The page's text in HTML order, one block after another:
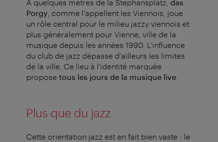
À quelques mètres de la Stephansplatz, das
Porgy , comme l'appellent les Viennois, joue
un rôle central pour le milieu jazzy viennois et
plus généralement pour Vienne, ville de la
musique depuis les années 1990. L'influence
du club de jazz dépasse d'ailleurs les limites
de la ville. Ce lieu à l'identité marquée
propose tous les jours de la musique live
Plus que du jazz
Cette orientation jazz est en fait bien vaste : le